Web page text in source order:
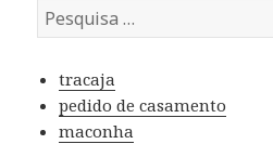
P
e
q
u
tracaja
pedido de casamento
maconha